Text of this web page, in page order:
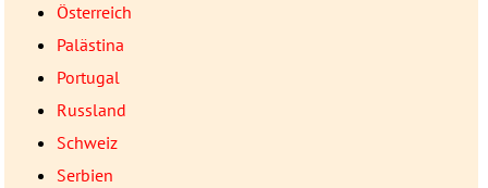
Österreich
Palästina
Portugal
Russland
Schweiz
Serbien